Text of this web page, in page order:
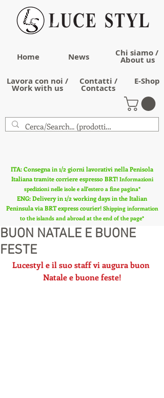
Home News Chi siamo /
About us
Lavora con noi /
Work with us
Contatti /
Contacts
E-Shop
ITA: Consegna in 1/2 giorni lavorativi nella Penisola
Italiana tramite corriere espresso BRT! Informazioni
spedizioni nelle isole e all'estero a fine pagina*
ENG: Delivery in 1/2 working days in the Italian
Peninsula via BRT express courier! Shipping information
to the islands and abroad at the end of the page*
BUON NATALE E BUONE
FESTE
Lucestyl e il suo staff vi augura buon
Natale e buone feste!